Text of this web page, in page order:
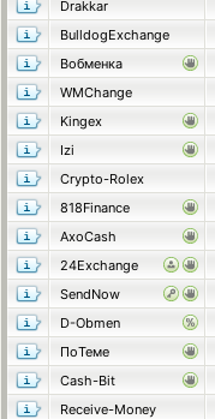
Drakkar
BulldogExchange
Вобменка
WMChange
Kingex
Izi
Crypto-Rolex
818Finance
AxoCash
24Exchange
SendNow
D-Obmen
ПоТеме
Cash-Bit
Receive-Money